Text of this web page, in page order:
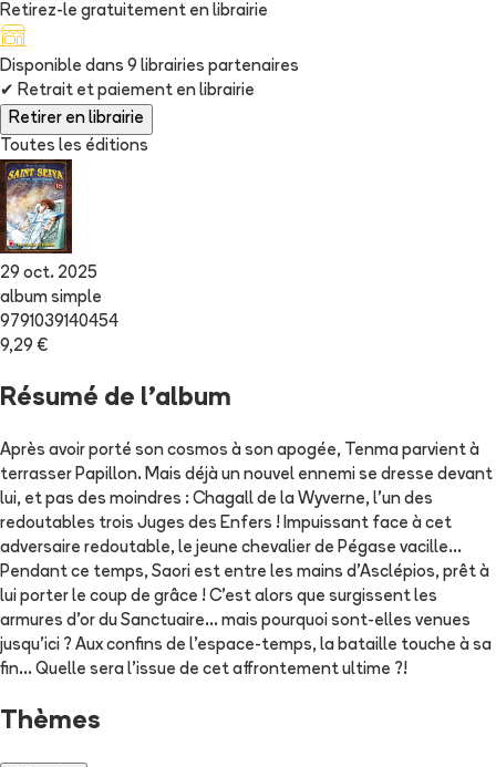
Retirez-le gratuitement en librairie
Disponible dans 9 librairies partenaires
✔ Retrait et paiement en librairie
Retirer en librairie
Toutes les éditions
29 oct. 2025
album simple
9791039140454
9,29 €
Résumé de l'album
Après avoir porté son cosmos à son apogée, Tenma parvient à
terrasser Papillon. Mais déjà un nouvel ennemi se dresse devant
lui, et pas des moindres : Chagall de la Wyverne, l'un des
redoutables trois Juges des Enfers ! Impuissant face à cet
adversaire redoutable, le jeune chevalier de Pégase vacille...
Pendant ce temps, Saori est entre les mains d'Asclépios, prêt à
lui porter le coup de grâce ! C'est alors que surgissent les
armures d'or du Sanctuaire... mais pourquoi sont-elles venues
jusqu'ici ? Aux confins de l'espace-temps, la bataille touche à sa
fin... Quelle sera l'issue de cet affrontement ultime ?!
Thèmes